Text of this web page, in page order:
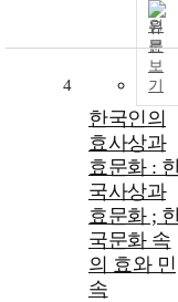
원
문
보
기
4
한국인의
효사상과
효문화 :
국사상과
효문화 ;
국문화 속
의 효와 민
속